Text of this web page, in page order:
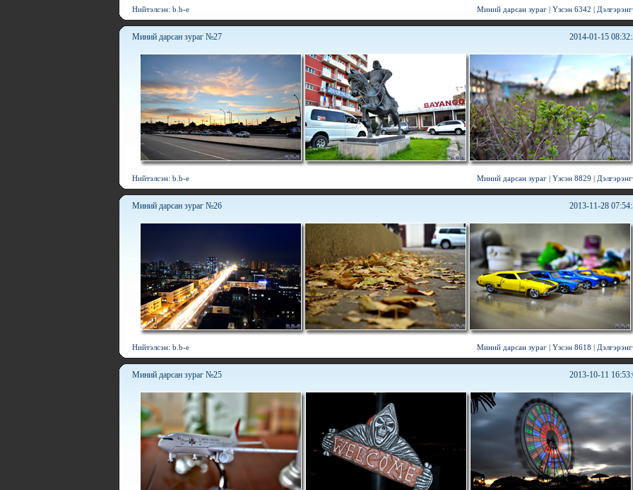
Нийтэлсэн: b.b-e Миний дарсан зураг | Үзсэн 6342 |
Миний дарсан зураг №27 2014-01-15
Нийтэлсэн: b.b-e Миний дарсан зураг | Үзсэн 8829 |
Миний дарсан зураг №26 2013-11-28
Нийтэлсэн: b.b-e Миний дарсан зураг | Үзсэн 8618 |
Миний дарсан зураг №25 2013-10-11